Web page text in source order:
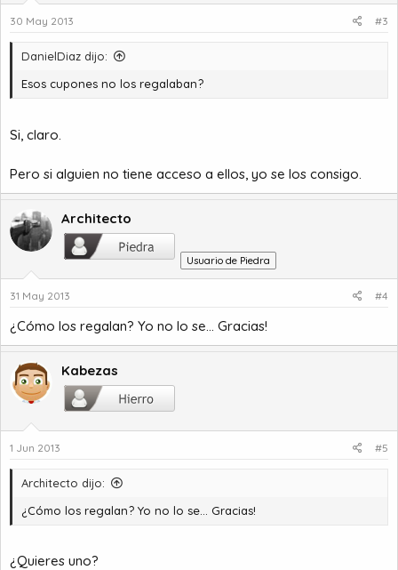
30 May 2013 #3
DanielDiaz dijo:
Esos cupones no los regalaban?
Si, claro.
Pero si alguien no tiene acceso a ellos, yo se los consigo.
Architecto
Usuario de Piedra
31 May 2013 #4
¿Cómo los regalan? Yo no lo se... Gracias!
Kabezas
1 Jun 2013 #5
Architecto dijo:
¿Cómo los regalan? Yo no lo se... Gracias!
¿Quieres uno?